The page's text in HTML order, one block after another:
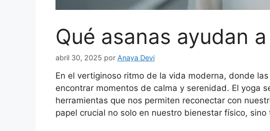
Qué asanas ayudan
abril 30, 2025 por Anaya Devi
En el vertiginoso ritmo de la vida moderna, donde
encontrar momentos de calma y serenidad. El yoga
herramientas que nos permiten reconectar con
papel crucial no solo en nuestro bienestar físico,